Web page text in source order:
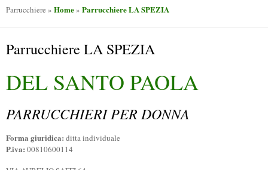
Parrucchiere » Home» Parrucchiere LA SPEZIA
Parrucchiere LA SPEZIA
DEL SANTO PAOLA
PARRUCCHIERI PER DONNA
Forma giuridica: ditta individuale
P.iva: 00810600114